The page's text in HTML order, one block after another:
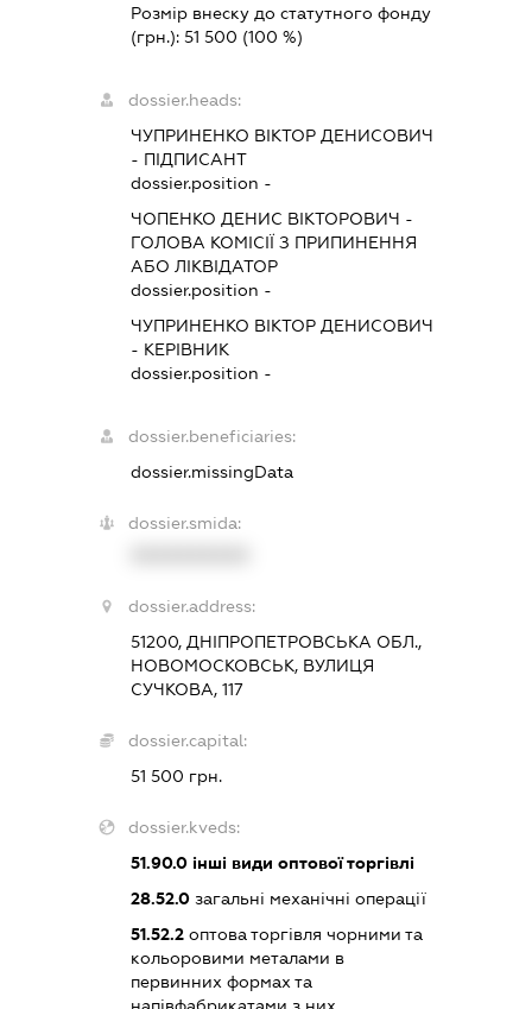
Розмір внеску до статутного фонду
(грн.):51 500 (100 %)
dossier.heads:
ЧУПРИНЕНКО ВІКТОР ДЕНИСОВИЧ
- ПІДПИСАНТ
dossier.position -
ЧОПЕНКО ДЕНИС ВІКТОРОВИЧ -
ГОЛОВА КОМІСІЇ З ПРИПИНЕННЯ
АБО ЛІКВІДАТОР
dossier.position -
ЧУПРИНЕНКО ВІКТОР ДЕНИСОВИЧ
- КЕРІВНИК
dossier.position -
dossier.beneficiaries:
dossier.missingData
dossier.smida:
dossier.address:
51200, ДНІПРОПЕТРОВСЬКА ОБЛ.,
НОВОМОСКОВСЬК, ВУЛИЦЯ
СУЧКОВА, 117
dossier.capital:
51 500 грн.
dossier.kveds:
51.90.0 інші види оптової торгівлі
28.52.0 загальні механічні операції
51.52.2 оптова торгівля чорними та
кольоровими металами в
первинних формах та